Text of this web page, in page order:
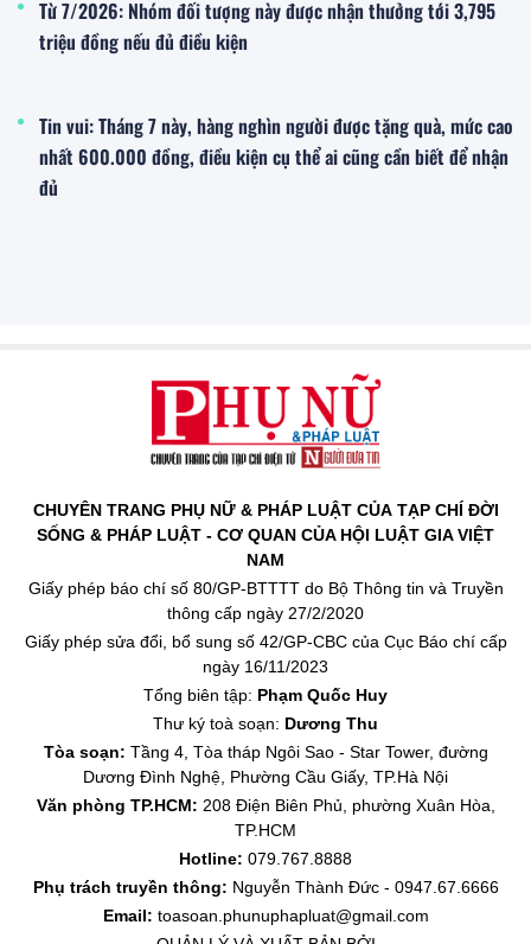
Từ 7/2026: Nhóm đối tượng này được nhận thưởng tới 3,795
triệu đồng nếu đủ điều kiện
Tin vui: Tháng 7 này, hàng nghìn người được tặng quà, mức cao
nhất 600.000 đồng, điều kiện cụ thể ai cũng cần biết để nhận
đủ
CHUYÊN TRANG PHỤ NỮ & PHÁP LUẬT CỦA TẠP CHÍ ĐỜI
SỐNG & PHÁP LUẬT - CƠ QUAN CỦA HỘI LUẬT GIA VIỆT
NAM
Giấy phép báo chí số 80/GP-BTTTT do Bộ Thông tin và Truyền
thông cấp ngày 27/2/2020
Giấy phép sửa đổi, bổ sung số 42/GP-CBC của Cục Báo chí cấp
ngày 16/11/2023
Tổng biên tập: Phạm Quốc Huy
Thư ký toà soạn: Dương Thu
Tòa soạn: Tầng 4, Tòa tháp Ngôi Sao - Star Tower, đường
Dương Đình Nghệ, Phường Cầu Giấy, TP.Hà Nội
Văn phòng TP.HCM: 208 Điện Biên Phủ, phường Xuân Hòa,
TP.HCM
Hotline: 079.767.8888
Phụ trách truyền thông: Nguyễn Thành Đức - 0947.67.6666
Email: toasoan.phunuphapluat@gmail.com